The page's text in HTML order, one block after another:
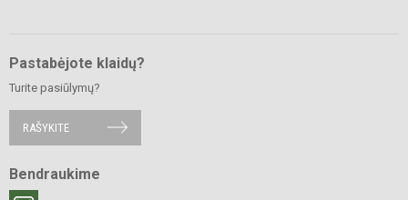
Pastabėjote klaidų?
Turite pasiūlymų?
RAŠYKITE
Bendraukime